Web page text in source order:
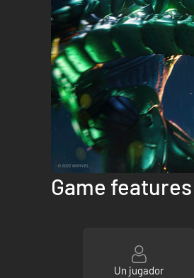
Game features
Un jugador